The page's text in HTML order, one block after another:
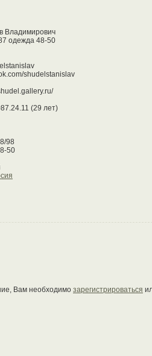
Владимирович
одежда 48-50
shudelstanislav
(29 лет)
98
50
Вам необходимо зарегистрироваться